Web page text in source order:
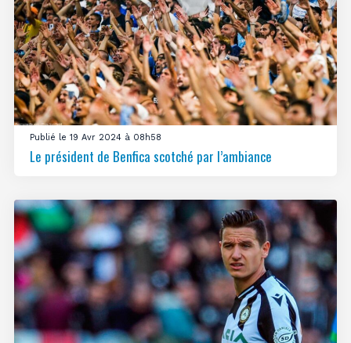
Publié le 19 Avr 2024 à 08h58
Le président de Benfica scotché par l’ambiance